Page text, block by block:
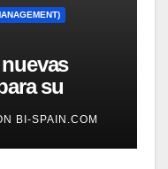
su
BI-SPAIN.COM